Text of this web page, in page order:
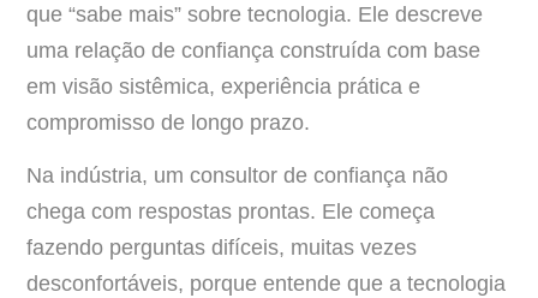
que “sabe mais” sobre tecnologia. Ele descreve
uma relação de confiança construída com base
em visão sistêmica, experiência prática e
compromisso de longo prazo.
Na indústria, um consultor de confiança não
chega com respostas prontas. Ele começa
fazendo perguntas difíceis, muitas vezes
desconfortáveis, porque entende que a tecnologia